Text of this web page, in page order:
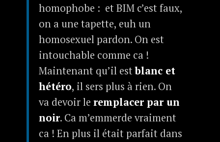
homophobe : et BIM c’est faux,
on a une tapette, euh un
homosexuel pardon. On est
intouchable comme ca !
Maintenant qu’il estblanc et
hétéro, il sers plus à rien. On
va devoir le remplacer par un
noir. Ca m’emmerde vraiment
ca ! En plus il était parfait dans